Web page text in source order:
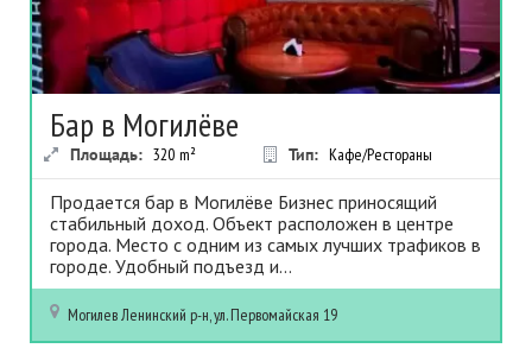
Бар в Могилёве
Площадь: 320 m² Тип: Кафе/Рестораны
Продается бар в Могилёве Бизнес приносящий
стабильный доход. Объект расположен в центре
города. Место с одним из самых лучших трафиков в
городе. Удобный подъезд и...
МогилевЛенинский р-н, ул. Первомайская 19